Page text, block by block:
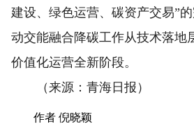
建设、绿色运营、碳资产交易”
动交能融合降碳工作从技术落地
价值化运营全新阶段。
（来源：青海日报）
作者 倪晓颖